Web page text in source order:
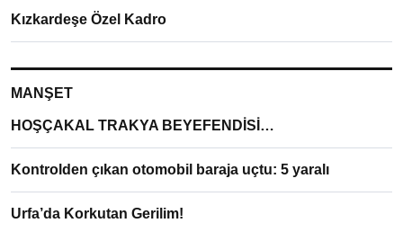
Kızkardeşe Özel Kadro
MANŞET
HOŞÇAKAL TRAKYA BEYEFENDİSİ…
Kontrolden çıkan otomobil baraja uçtu: 5 yaralı
Urfa’da Korkutan Gerilim!